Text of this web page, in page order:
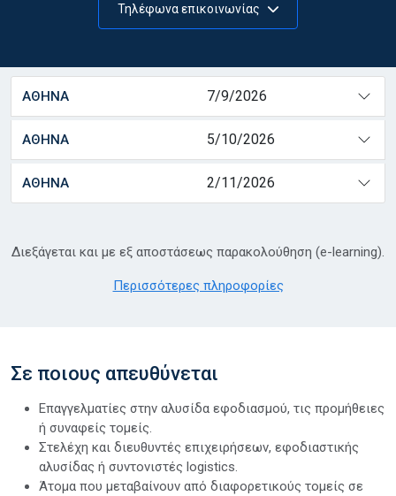
Τηλέφωνα επικοινωνίας
ΑΘΗΝΑ 7/9/2026
ΑΘΗΝΑ 5/10/2026
ΑΘΗΝΑ 2/11/2026
Διεξάγεται και με εξ αποστάσεως παρακολούθηση (e-learning).
Περισσότερες πληροφορίες
Σε ποιους απευθύνεται
Επαγγελματίες στην αλυσίδα εφοδιασμού, τις προμήθειες
ή συναφείς τομείς.
Στελέχη και διευθυντές επιχειρήσεων, εφοδιαστικής
αλυσίδας ή συντονιστές logistics.
Άτομα που μεταβαίνουν από διαφορετικούς τομείς σε